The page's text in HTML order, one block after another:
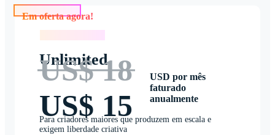
Unlimited
US$ 18
US$ 15
USD por mês
faturado
anualmente
Para criadores maiores que produzem em escala e
exigem liberdade criativa